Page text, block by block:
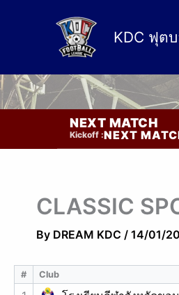
KDC ฟุต
NEXT MATCH
Kickoff :NEXT ร
CLASSIC
By DREAM KDC / 14/01/
# Club